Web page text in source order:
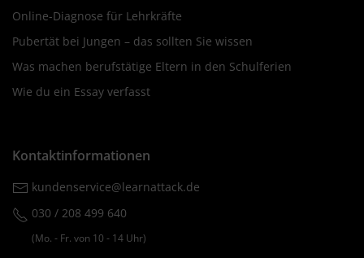
Online-Diagnose für Lehrkräfte
Pubertät bei Jungen – das sollten Sie wissen
Was machen berufstätige Eltern in den Schulferien
Wie du ein Essay verfasst
Kontaktinformationen
kundenservice@learnattack.de
030 / 208 499 640
(Mo. ‐ Fr. von 10 ‐ 14 Uhr)